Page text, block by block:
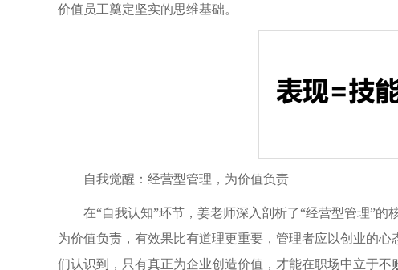
价值员工奠定坚实的思维基础。
自我觉醒：经营型管理，为价值负责
在“自我认知”环节，姜老师深入剖析了“经营型管理”
为价值负责，有效果比有道理更重要，管理者应以创业的
们认识到，只有真正为企业创造价值，才能在职场中立于不